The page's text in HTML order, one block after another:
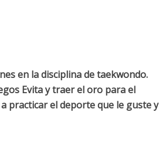
en la disciplina de taekwondo.
Evita y traer el oro para el
practicar el deporte que le guste y